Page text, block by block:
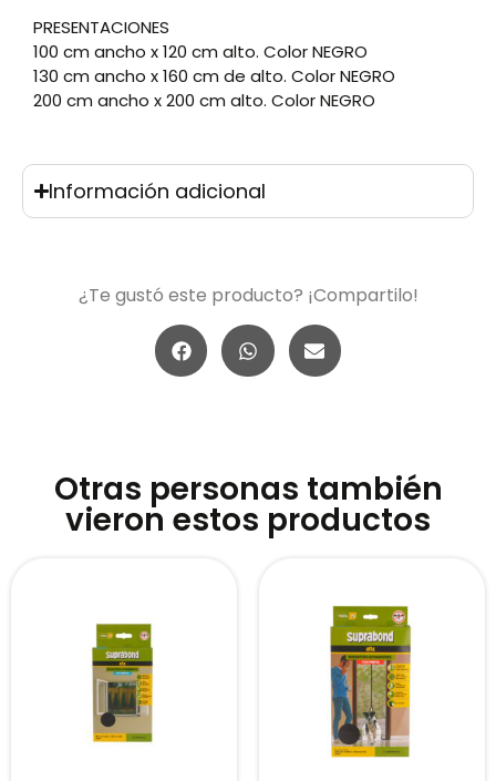
PRESENTACIONES
100 cm ancho x 120 cm alto. Color NEGRO
130 cm ancho x 160 cm de alto. Color NEGRO
200 cm ancho x 200 cm alto. Color NEGRO
Información adicional
¿Te gustó este producto? ¡Compartilo!
Otras personas también
vieron estos productos